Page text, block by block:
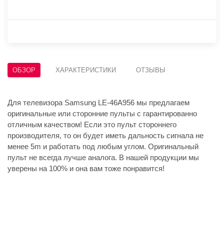
ОБЗОР ХАРАКТЕРИСТИКИ ОТЗЫВЫ
Для телевизора Samsung LE-46A956 мы предлагаем
оригинальные или сторонние пульты с гарантированно
отличным качеством! Если это пульт стороннего
производителя, то он будет иметь дальность сигнала не
менее 5m и работать под любым углом. Оригинальный
пульт не всегда лучше аналога. В нашей продукции мы
уверены на 100% и она вам тоже понравится!